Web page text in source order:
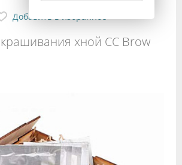
хной CC Brow
Добавить в избранное